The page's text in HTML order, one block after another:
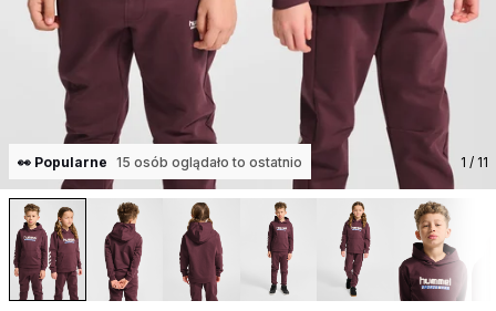
👀 Popularne 15 osób oglądało to ostatnio 1 / 11